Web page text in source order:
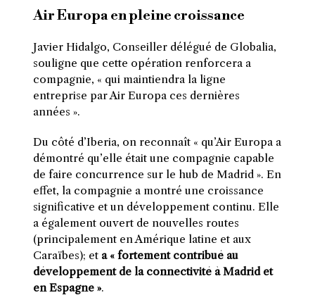
Air Europa en pleine croissance
Javier Hidalgo, Conseiller délégué de Globalia,
souligne que cette opération renforcera a
compagnie, « qui maintiendra la ligne
entreprise par Air Europa ces dernières
années ».
Du côté d’Iberia, on reconnaît « qu’Air Europa a
démontré qu’elle était une compagnie capable
de faire concurrence sur le hub de Madrid ». En
effet, la compagnie a montré une croissance
significative et un développement continu. Elle
a également ouvert de nouvelles routes
(principalement en Amérique latine et aux
Caraïbes); et a « fortement contribué au
développement de la connectivité à Madrid et
en Espagne ».